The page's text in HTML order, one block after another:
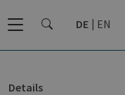
DE EN
Details